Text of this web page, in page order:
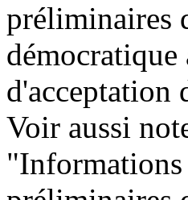
préliminaires
démocratique
d'acceptation
Voir aussi
"Informations